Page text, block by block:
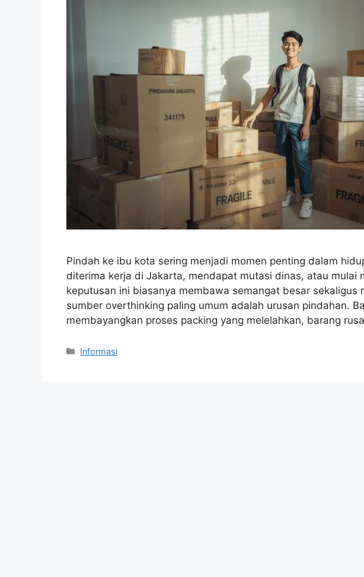
Pindah ke ibu kota sering menjadi momen penting dalam
diterima kerja di Jakarta, mendapat mutasi dinas, atau mulai
keputusan ini biasanya membawa semangat besar sekaligus
sumber overthinking paling umum adalah urusan pindahan.
membayangkan proses packing yang melelahkan, barang
Kategori
Informasi